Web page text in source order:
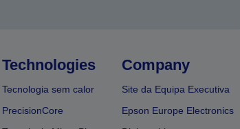
Technologies
Tecnologia sem calor
PrecisionCore
Company
Site da Equipa Executiva
Epson Europe Electronics